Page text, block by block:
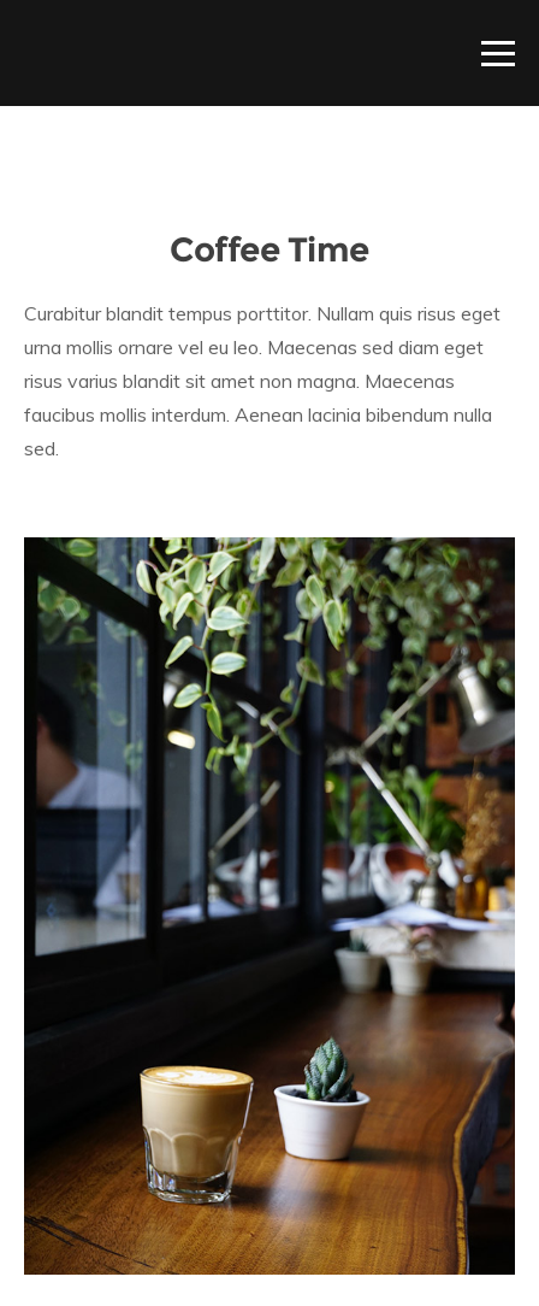
Coffee Time
Curabitur blandit tempus porttitor. Nullam quis risus eget
urna mollis ornare vel eu leo. Maecenas sed diam eget
risus varius blandit sit amet non magna. Maecenas
faucibus mollis interdum. Aenean lacinia bibendum nulla
sed.